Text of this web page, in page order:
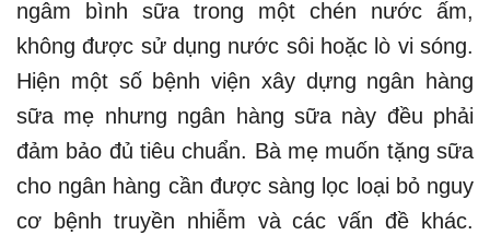
ngâm bình sữa trong một chén nước ấm,
không được sử dụng nước sôi hoặc lò vi sóng.
Hiện một số bệnh viện xây dựng ngân hàng
sữa mẹ nhưng ngân hàng sữa này đều phải
đảm bảo đủ tiêu chuẩn. Bà mẹ muốn tặng sữa
cho ngân hàng cần được sàng lọc loại bỏ nguy
cơ bệnh truyền nhiễm và các vấn đề khác.